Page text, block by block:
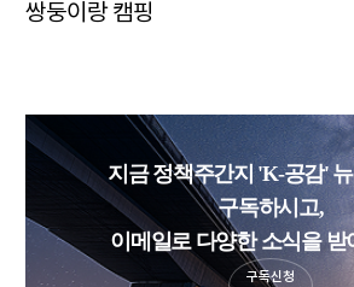
쌍둥이랑 캠핑
지금 정책주간지 'K-공감'
구독하시고,
이메일로 다양한 소식을 받
구독신청